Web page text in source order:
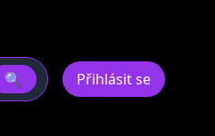
🔍 Přihlásit se